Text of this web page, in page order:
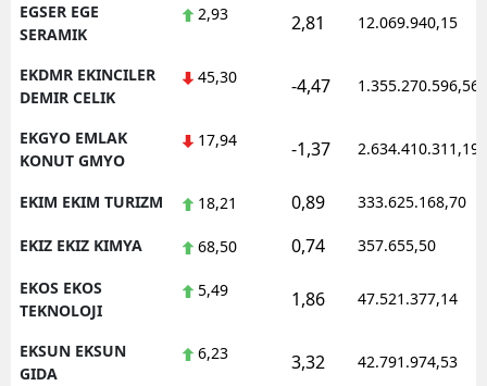
EGSER EGE
SERAMIK
2,93 2,81 12.069.940,15
EKDMR EKINCILER
DEMIR CELIK
45,30 -4,47 1.355.270.596,56
EKGYO EMLAK
KONUT GMYO
17,94 -1,37 2.634.410.311,19
EKIM EKIM TURIZM 18,21 0,89 333.625.168,70
EKIZ EKIZ KIMYA 68,50 0,74 357.655,50
EKOS EKOS
TEKNOLOJI
5,49 1,86 47.521.377,14
EKSUN EKSUN
GIDA
6,23 3,32 42.791.974,53